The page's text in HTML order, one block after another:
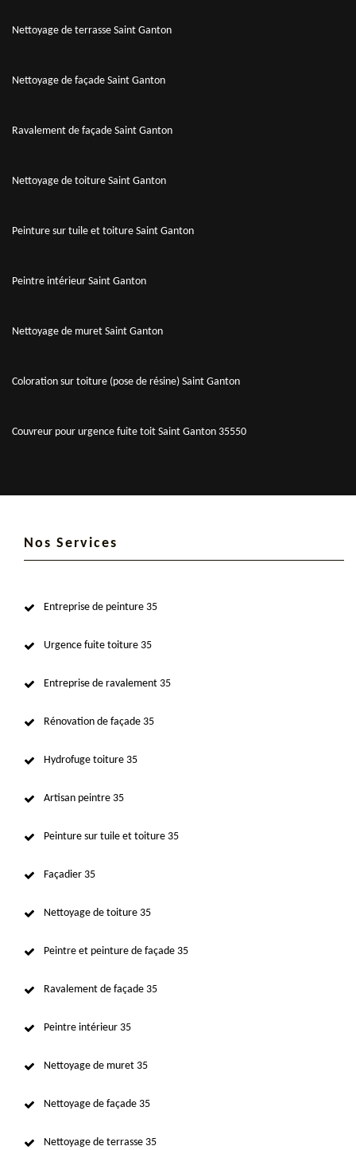
Nettoyage de terrasse Saint Ganton
Nettoyage de façade Saint Ganton
Ravalement de façade Saint Ganton
Nettoyage de toiture Saint Ganton
Peinture sur tuile et toiture Saint Ganton
Peintre intérieur Saint Ganton
Nettoyage de muret Saint Ganton
Coloration sur toiture (pose de résine) Saint Ganton
Couvreur pour urgence fuite toit Saint Ganton 35550
Nos Services
Entreprise de peinture 35
Urgence fuite toiture 35
Entreprise de ravalement 35
Rénovation de façade 35
Hydrofuge toiture 35
Artisan peintre 35
Peinture sur tuile et toiture 35
Façadier 35
Nettoyage de toiture 35
Peintre et peinture de façade 35
Ravalement de façade 35
Peintre intérieur 35
Nettoyage de muret 35
Nettoyage de façade 35
Nettoyage de terrasse 35